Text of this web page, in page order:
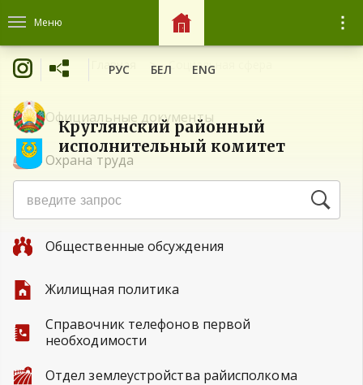
Меню
Круглянский районный
исполнительный комитет
РУС БЕЛ ENG
Главная Социальная сфера
Официальные документы
Охрана труда
Единый день информирования
Общественные обсуждения
Жилищная политика
Справочник телефонов первой
необходимости
Отдел землеустройства райисполкома